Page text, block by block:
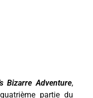
Bizarre Adventure,
partie du